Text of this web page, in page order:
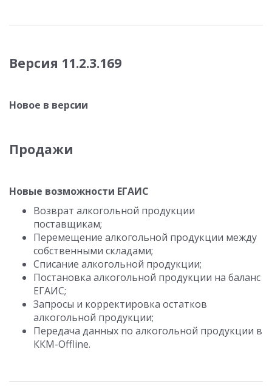
Версия 11.2.3.169
Новое в версии
Продажи
Новые возможности ЕГАИС
Возврат алкогольной продукции
поставщикам;
Перемещение алкогольной продукции между
собственными складами;
Списание алкогольной продукции;
Постановка алкогольной продукции на баланс
ЕГАИС;
Запросы и корректировка остатков
алкогольной продукции;
Передача данных по алкогольной продукции в
ККМ-Offline.